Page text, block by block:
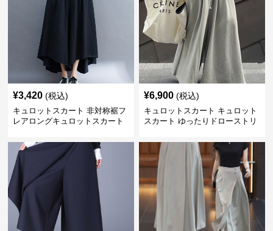
¥3,420 (税込)
キュロットスカート 非対称裾フ
レアロングキュロットスカート
¥6,900 (税込)
キュロットスカート キュロット
スカート ゆったりドローストリ